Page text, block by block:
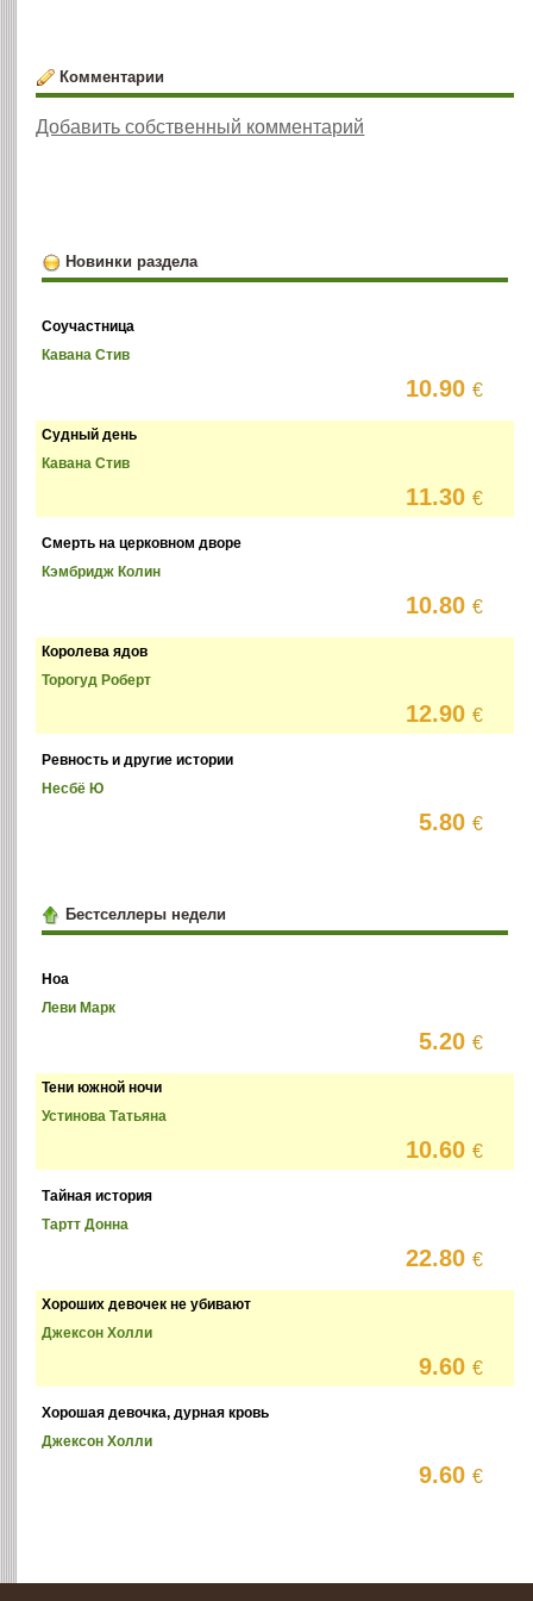
Комментарии
Добавить собственный комментарий
Новинки раздела
Соучастница
Кавана Стив
10.90€
Судный день
Кавана Стив
11.30€
Смерть на церковном дворе
Кэмбридж Колин
10.80€
Королева ядов
Торогуд Роберт
12.90€
Ревность и другие истории
Несбё Ю
5.80€
Бестселлеры недели
Ноа
Леви Марк
5.20€
Тени южной ночи
Устинова Татьяна
10.60€
Тайная история
Тартт Донна
22.80€
Хороших девочек не убивают
Джексон Холли
9.60€
Хорошая девочка, дурная кровь
Джексон Холли
9.60€